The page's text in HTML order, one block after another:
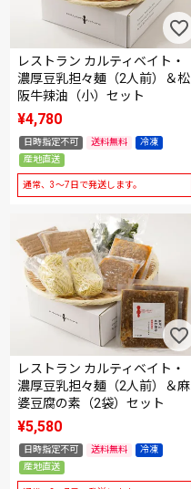
レストラン カルティベイト・
濃厚豆乳担々麺（2人前）＆松
阪牛辣油（小）セット
¥4,780
日時指定不可 送料無料
冷凍
産地直送
通常、3～7日で発送します。
レストラン カルティベイト・
濃厚豆乳担々麺（2人前）＆麻
婆豆腐の素（2袋）セット
¥5,580
日時指定不可 送料無料
冷凍
産地直送